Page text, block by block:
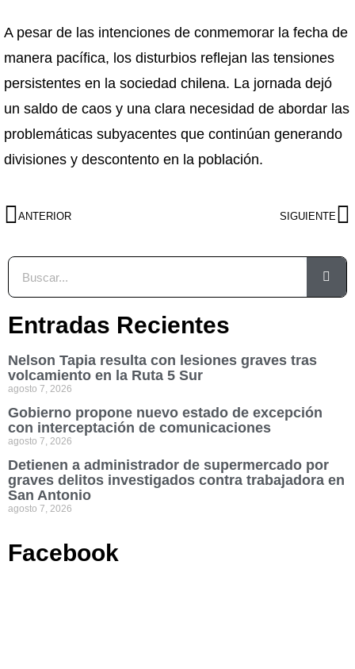
A pesar de las intenciones de conmemorar la fecha de
manera pacífica, los disturbios reflejan las tensiones
persistentes en la sociedad chilena. La jornada dejó
un saldo de caos y una clara necesidad de abordar las
problemáticas subyacentes que continúan generando
divisiones y descontento en la población.
ANTERIOR SIGUIENTE
Entradas Recientes
Nelson Tapia resulta con lesiones graves tras
volcamiento en la Ruta 5 Sur
agosto 7, 2026
Gobierno propone nuevo estado de excepción
con interceptación de comunicaciones
agosto 7, 2026
Detienen a administrador de supermercado por
graves delitos investigados contra trabajadora en
San Antonio
agosto 7, 2026
Facebook